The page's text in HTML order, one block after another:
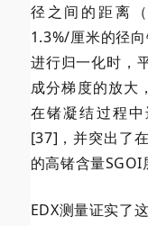
径之间的距离
1.3%/厘米的径
进行归一化时，
成分梯度的放大
在锗凝结过程
[37]，并突出了
的高锗含量SGOI
EDX测量证实了